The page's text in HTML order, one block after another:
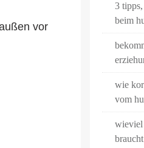
vor
3
beim
wie
vom
wieviel